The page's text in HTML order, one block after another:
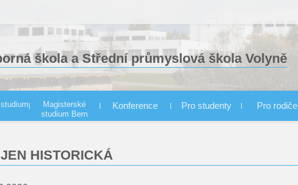
škola a Střední průmyslová škola Volyně
CNC
VOŠ
Magisterské
studium Bern
Konference Pro studenty Pro rodiče
HISTORICKÁ